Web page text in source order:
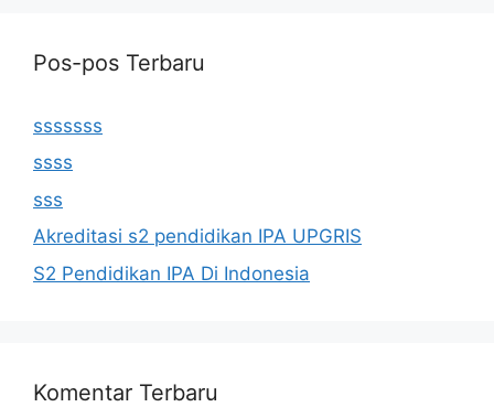
Pos-pos Terbaru
sssssss
ssss
sss
Akreditasi s2 pendidikan IPA UPGRIS
S2 Pendidikan IPA Di Indonesia
Komentar Terbaru